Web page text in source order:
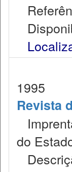
1995
Revista
do